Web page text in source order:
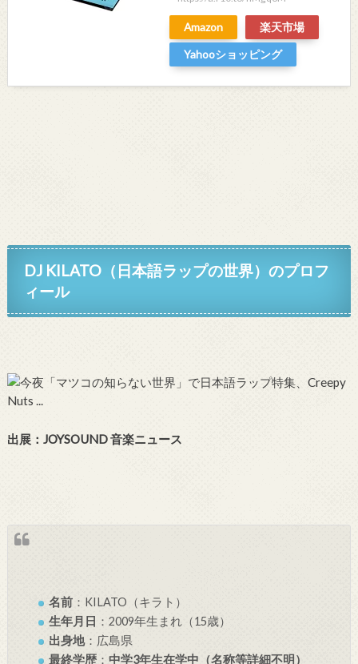
Amazon
楽天市場
Yahooショッピング
DJ KILATO（日本語ラップの世界）のプロフ
ィール
出展：JOYSOUND 音楽ニュース
名前 ：KILATO（キラト）
生年月日 ：2009年生まれ（15歳）
出身地：広島県
最終学歴 ： 中学3年生在学中（名称等詳細不明）